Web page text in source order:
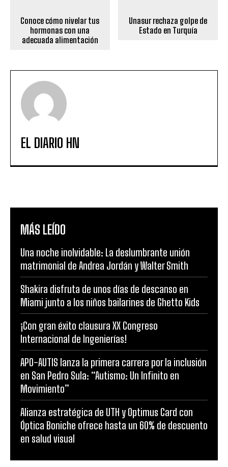
Conoce cómo nivelar tus
hormonas con una
adecuada alimentación
Unasur rechaza golpe de
Estado en Turquía
EL DIARIO HN
MÁS LEÍDO
Una noche inolvidable: La deslumbrante unión
matrimonial de Andrea Jordán y Walter Smith
Shakira disfruta de unos días de descanso en
Miami junto a los niños bailarines de Ghetto Kids
¡Con gran éxito clausura XX Congreso
Internacional de Ingenierías!
APO-AUTIS lanza la primera carrera por la inclusión
en San Pedro Sula: “Autismo: Un Infinito en
Movimiento”
Alianza estratégica de UTH y Optimus Card con
Óptica Boniche ofrece hasta un 60% de descuento
en salud visual